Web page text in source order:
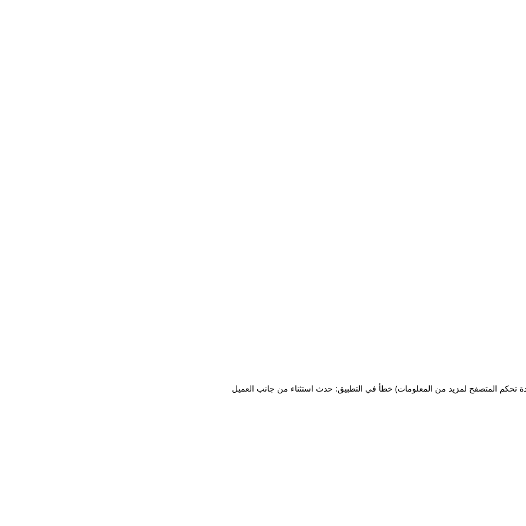
خطأ في التطبيق: حدث استثناء من جانب العميل تحكم المتصفح لمزيد من المعلومات)